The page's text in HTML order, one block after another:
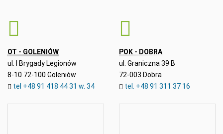
OT - GOLENIÓW
ul. I Brygady Legionów
8-10 72-100 Goleniów
tel +48 91 418 44 31 w. 34
POK - DOBRA
ul. Graniczna 39 B
72-003 Dobra
tel. +48 91 311 37 16